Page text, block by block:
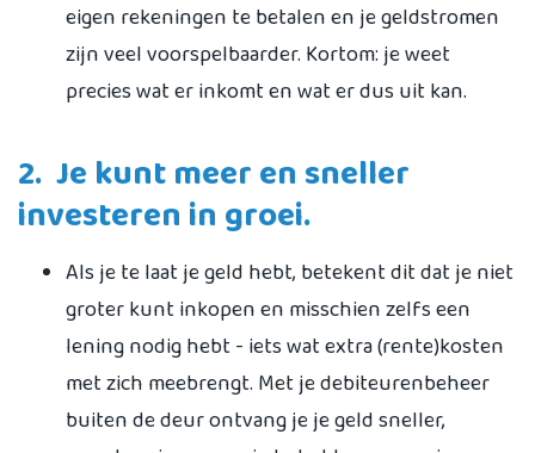
eigen rekeningen te betalen en je geldstromen
zijn veel voorspelbaarder. Kortom: je weet
precies wat er inkomt en wat er dus uit kan.
2. Je kunt meer en sneller
investeren in groei.
Als je te laat je geld hebt, betekent dit dat je niet
groter kunt inkopen en misschien zelfs een
lening nodig hebt - iets wat extra (rente)kosten
met zich meebrengt. Met je debiteurenbeheer
buiten de deur ontvang je je geld sneller,